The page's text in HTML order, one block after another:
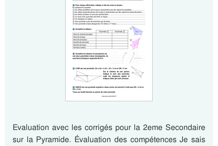
Evaluation avec les corrigés pour la 2eme Secondaire
sur la Pyramide. Évaluation des compétences Je sais